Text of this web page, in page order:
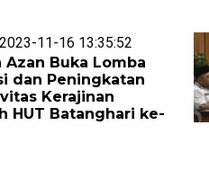
11-16 13:35:52
Azan Buka Lomba
dan Peningkatan
Kerajinan
HUT Batanghari ke-